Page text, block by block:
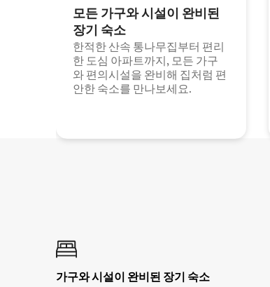
모든 가구와 시설이 완비된
장기 숙소
한적한 산속 통나무집부터 편리
한 도심 아파트까지, 모든 가구
와 편의시설을 완비해 집처럼 편
안한 숙소를 만나보세요.
가구와 시설이 완비된 장기 숙소